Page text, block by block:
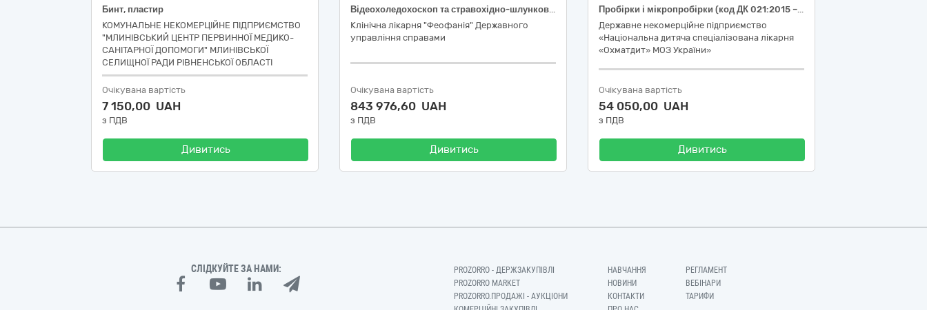
Бинт, пластир
КОМУНАЛЬНЕ НЕКОМЕРЦІЙНЕ ПІДПРИЄМСТВО
"МЛИНІВСЬКИЙ ЦЕНТР ПЕРВИННОЇ МЕДИКО-
САНІТАРНОЇ ДОПОМОГИ" МЛИНІВСЬКОЇ
СЕЛИЩНОЇ РАДИ РІВНЕНСЬКОЇ ОБЛАСТІ
Очікувана вартість
7 150,00 UAH
з ПДВ
Дивитись
Відеохоледохоскоп та стравохідно-шлунковий зонд
Клінічна лікарня "Феофанія" Державного
управління справами
Очікувана вартість
843 976,60 UAH
з ПДВ
Дивитись
Пробірки і мікропробірки (код ДК 021:2015 – 33141600-6 Контейнери та пакети для забору матеріалу для аналізів, дренажі та комплекти)
Державне некомерційне підприємство
«Національна дитяча спеціалізована лікарня
«Охматдит» МОЗ України»
Очікувана вартість
54 050,00 UAH
з ПДВ
Дивитись
СЛІДКУЙТЕ ЗА НАМИ:
PROZORRO - ДЕРЖЗАКУПІВЛІ
PROZORRO MARKET
PROZORRO.ПРОДАЖІ - АУКЦІОНИ
НАВЧАННЯ
НОВИНИ
КОНТАКТИ
РЕГЛАМЕНТ
ВЕБІНАРИ
ТАРИФИ